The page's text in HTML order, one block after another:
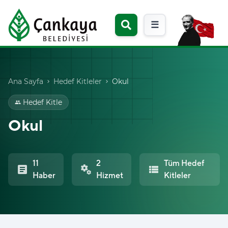
☰
Ana Sayfa chevron_right Hedef Kitleler chevron_right Okul
group Hedef Kitle
Okul
article
11
Haber
miscellaneous_services
2
Hizmet
view_list
Tüm Hedef
Kitleler